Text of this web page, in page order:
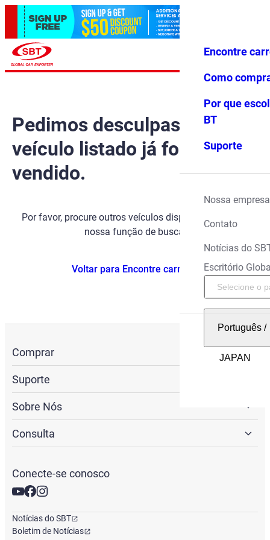
Favoritos Menu
Encontre
Como
Por que
BT
Suporte
Nossa empresa
Contato
Notícias do
Escritório
Português/
Pedimos desculpas, mas o
veículo listado já foi
vendido.
Por favor, procure outros veículos disponíveis usando
nossa função de busca.
Voltar para Encontre carros
Comprar
Suporte
Sobre Nós
Consulta
Conecte-se conosco
Notícias do SBT
Boletim de Notícias